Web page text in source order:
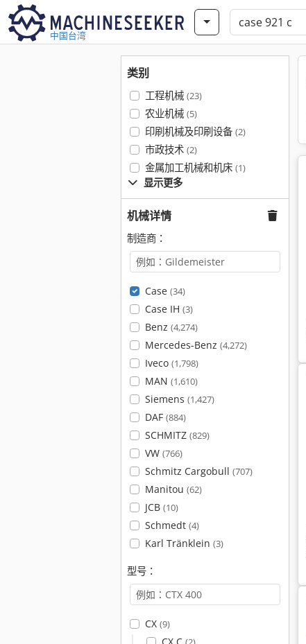
中国台湾
类别
工程机械 (23)
农业机械 (5)
印刷机械及印刷设备 (2)
市政技术 (2)
金属加工机械和机床 (1)
显示更多
机械详情
制造商：
Case (34)
Case IH (3)
Benz (4,274)
Mercedes-Benz (4,272)
Iveco (1,798)
MAN (1,610)
Siemens (1,427)
DAF (884)
SCHMITZ (829)
VW (766)
Schmitz Cargobull (707)
Manitou (62)
JCB (10)
Schmedt (4)
Karl Tränklein (3)
型号：
CX (9)